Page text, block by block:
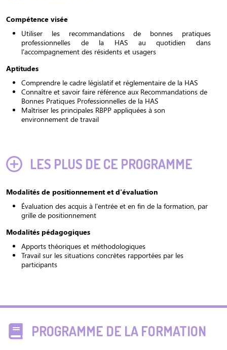
Compétence visée
Utiliser les recommandations de bonnes pratiques
professionnelles de la HAS au quotidien dans
l'accompagnement des résidents et usagers
Aptitudes
Comprendre le cadre législatif et réglementaire de la HAS
Connaître et savoir faire référence aux Recommandations de
Bonnes Pratiques Professionnelles de la HAS
Maîtriser les principales RBPP appliquées à son
environnement de travail
LES PLUS DE CE PROGRAMME
Modalités de positionnement et d'évaluation
Évaluation des acquis à l'entrée et en fin de la formation, par
grille de positionnement
Modalités pédagogiques
Apports théoriques et méthodologiques
Travail sur les situations concrètes rapportées par les
participants
PROGRAMME DE LA FORMATION